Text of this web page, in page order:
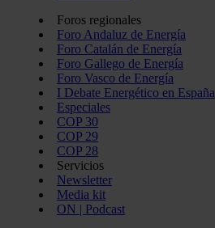
Foros regionales
Foro Andaluz de Energía
Foro Catalán de Energía
Foro Gallego de Energía
Foro Vasco de Energía
I Debate Energético en España
Especiales
COP 30
COP 29
COP 28
Servicios
Newsletter
Media kit
ON | Podcast